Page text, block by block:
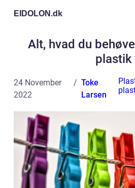
EIDOLON.dk
Alt, hvad du
plastik
24 November
2022
Toke
Larsen